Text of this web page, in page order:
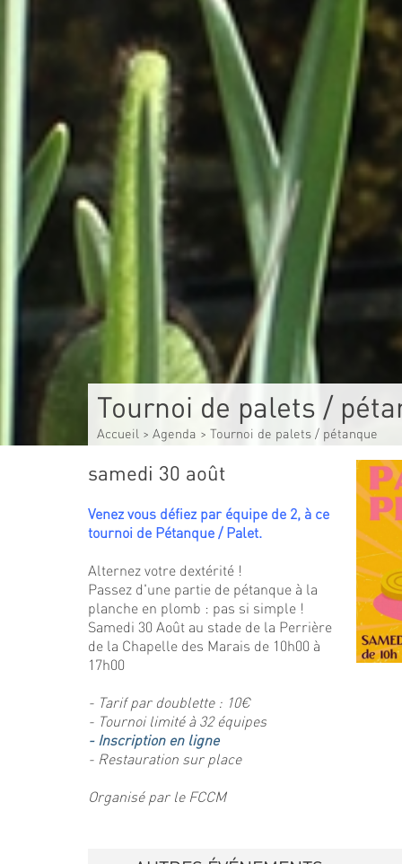
Tournoi de palets /
Accueil > Agenda > Tournoi de palets / pétanque
samedi 30 août
Venez vous défiez par équipe de 2, à ce
tournoi de Pétanque / Palet.
Alternez votre dextérité !
Passez d'une partie de pétanque à la
planche en plomb : pas si simple !
Samedi 30 Août au stade de la Perrière
de la Chapelle des Marais de 10h00 à
17h00
- Tarif par doublette : 10€
- Tournoi limité à 32 équipes
- Inscription en ligne
- Restauration sur place
Organisé par le FCCM